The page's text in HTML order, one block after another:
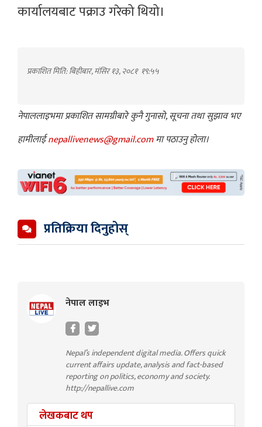
कार्यालयबाट पक्राउ गरेको थियो।
प्रकाशित मिति: बिहीबार, मंसिर १३, २०८१ १९:५५
नेपाललाइभमा प्रकाशित सामग्रीबारे कुनै गुनासो, सूचना तथा सुझाव भए
हामीलाईnepallivenews@gmail.comमा पठाउनु होला।
प्रतिक्रिया दिनुहोस्
नेपाल लाइभ
Nepal’s independent digital media. Offers quick
current affairs update, analysis and fact-based
reporting on politics, economy and society.
http://nepallive.com
लेखकबाट थप